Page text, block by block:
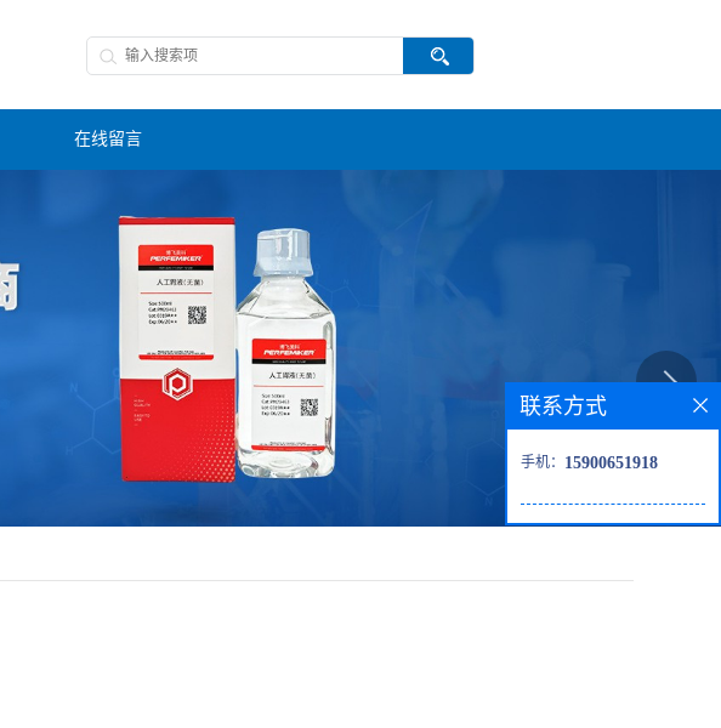
在线留言
联系方式
手机： 15900651918